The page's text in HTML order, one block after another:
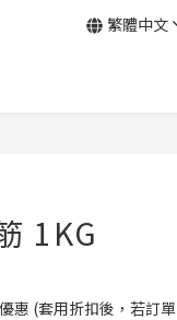
繁體中文
1KG
惠 (套用折扣後，若訂單